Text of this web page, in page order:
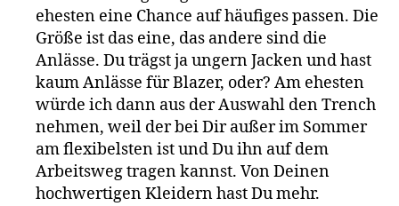
ehesten eine Chance auf häufiges passen. Die
Größe ist das eine, das andere sind die
Anlässe. Du trägst ja ungern Jacken und hast
kaum Anlässe für Blazer, oder? Am ehesten
würde ich dann aus der Auswahl den Trench
nehmen, weil der bei Dir außer im Sommer
am flexibelsten ist und Du ihn auf dem
Arbeitsweg tragen kannst. Von Deinen
hochwertigen Kleidern hast Du mehr.